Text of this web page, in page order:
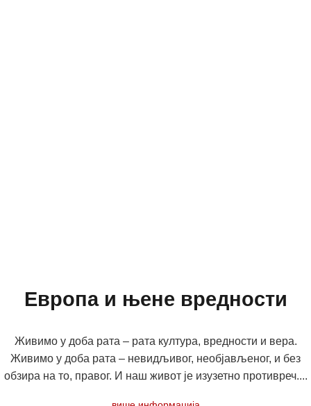
Европа и њене вредности
Живимо у доба рата – рата култура, вредности и вера.
Живимо у доба рата – невидљивог, необјављеног, и без
обзира на то, правог. И наш живот је изузетно противреч....